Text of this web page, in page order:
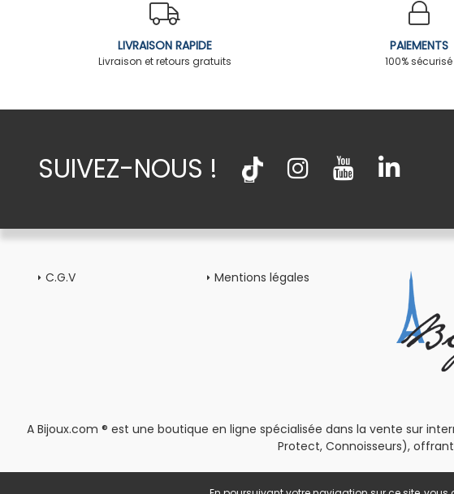
LIVRAISON RAPIDE
Livraison et retours gratuits
PAIEMENTS
100% sécurisé
SUIVEZ-NOUS !
C.G.V Mentions légales
A Bijoux.com ® est une boutique en ligne spécialisée dans la vente sur
Protect, Connoisseurs),